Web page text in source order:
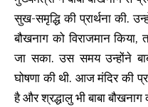
सुख-समृद्धि की प्रार्थना की.
बौखनाग को विराजमान
जा सका. उस समय उन्होंने
घोषणा की थी. आज मंदिर की
है और श्रद्धालु भी बाबा